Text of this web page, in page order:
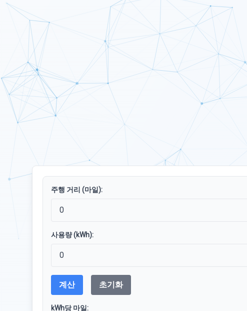
주행 거리 (마일):
사용량 (kWh):
계산 초기화
kWh당 마일: